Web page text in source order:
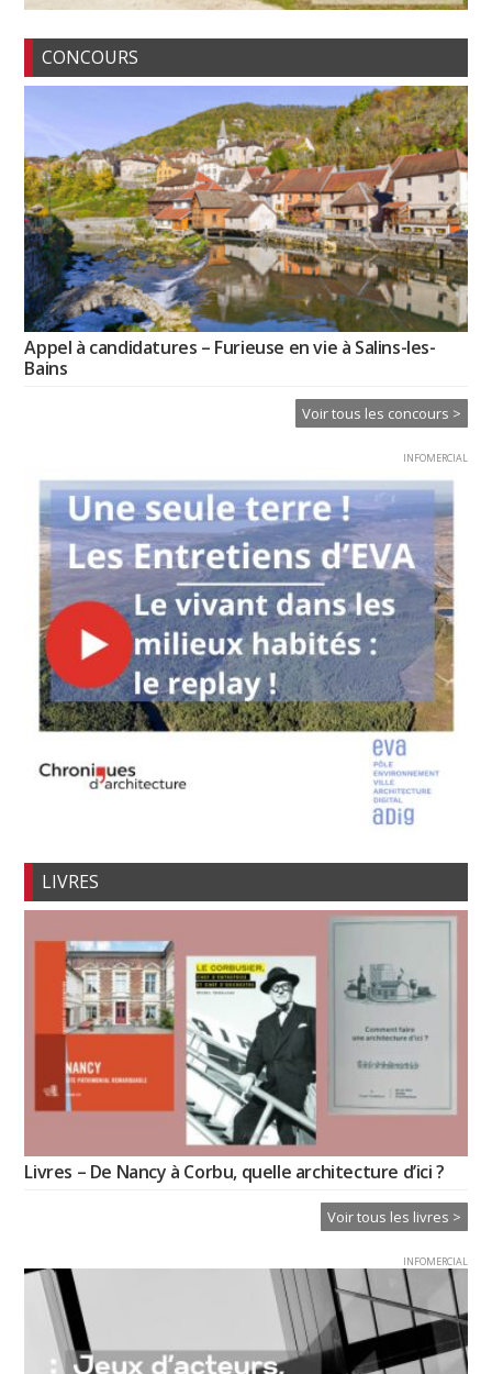
CONCOURS
Appel à candidatures – Furieuse en vie à Salins-les-
Bains
Voir tous les concours >
INFOMERCIAL
LIVRES
Livres – De Nancy à Corbu, quelle architecture d’ici ?
Voir tous les livres >
INFOMERCIAL